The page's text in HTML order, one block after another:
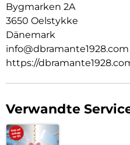
Schockabsorption
Das intelligente, nicht
Stöße zu absorbieren,
Komfort zu erhöhen.
SIE VERTRAUEN D3O
D3O produziert den
lebensrettender Kopfschutz
Schutz für Motorradfahrer,
Mountainbiker auf den
Aufprallschutz für Ihr Handy …
Bygmarken 2A
3650 Oelstykke
Dänemark
info@dbramante1928.com
https://
Verwandte